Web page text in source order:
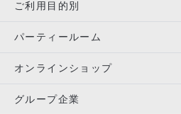
ご利用目的別
パーティールーム
オンラインショップ
グループ企業